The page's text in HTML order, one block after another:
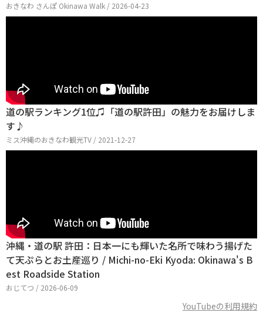
おきなわ さんぽ Okinawa Walk / 2026-04-23
道の駅ランキング1位♫「道の駅許田」の魅力をお届けしま
す♪
ミス沖縄のおきなわ観光TV / 2021-12-27
沖縄・道の駅 許田：日本一にも輝いた名所で味わう揚げた
て天ぷらとお土産巡り / Michi-no-Eki Kyoda: Okinawa's B
est Roadside Station
おじてつ / 2026-06-09
YouTubeの利用規約